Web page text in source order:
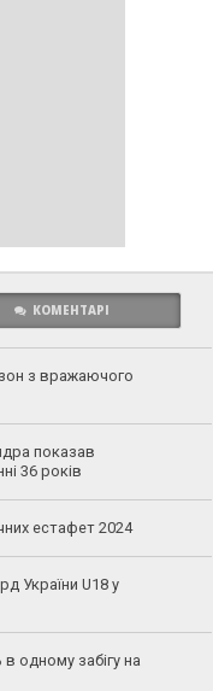
КОМЕНТАРІ
з вражаючого
показав
36 років
естафет 2024
України U18 у
одному забігу на